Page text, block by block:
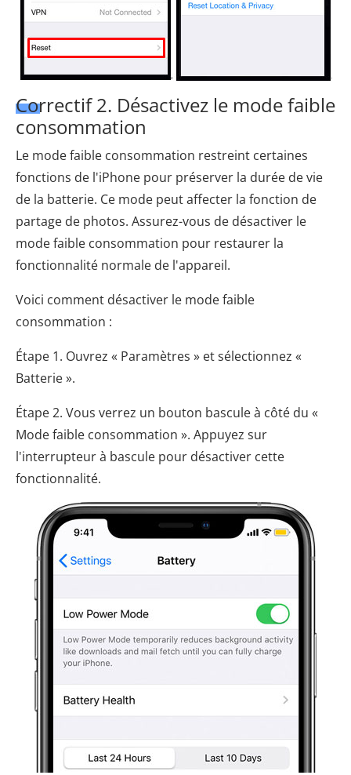
Correctif 2. Désactivez le mode faible
consommation
Le mode faible consommation restreint certaines
fonctions de l'iPhone pour préserver la durée de vie
de la batterie. Ce mode peut affecter la fonction de
partage de photos. Assurez-vous de désactiver le
mode faible consommation pour restaurer la
fonctionnalité normale de l'appareil.
Voici comment désactiver le mode faible
consommation :
Étape 1. Ouvrez « Paramètres » et sélectionnez «
Batterie ».
Étape 2. Vous verrez un bouton bascule à côté du «
Mode faible consommation ». Appuyez sur
l'interrupteur à bascule pour désactiver cette
fonctionnalité.